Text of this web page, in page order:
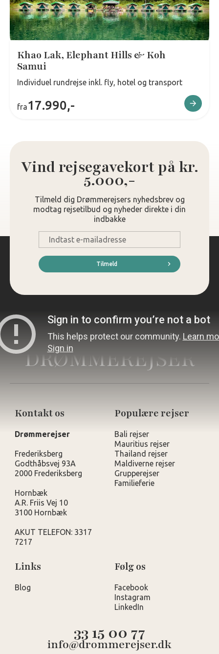
Khao Lak, Elephant Hills & Koh
Samui
Individuel rundrejse inkl. fly, hotel og transport
fra17.990,-
Vind rejsegavekort på kr.
5.000,-
Tilmeld dig Drømmerejsers nyhedsbrev og
modtag rejsetilbud og nyheder direkte i din
indbakke
mail
*
Tilmeld
DRØMMEREJSER
Kontakt os
Drømmerejser
Frederiksberg
Godthåbsvej 93A
2000 Frederiksberg
Hornbæk
A.R. Friis Vej 10
3100 Hornbæk
AKUT TELEFON: 3317
7217
Populære rejser
Bali rejser
Mauritius rejser
Thailand rejser
Maldiverne rejser
Grupperejser
Familieferie
Links
Blog
Følg os
Facebook
Instagram
LinkedIn
33 15 00 77
info@drommerejser.dk